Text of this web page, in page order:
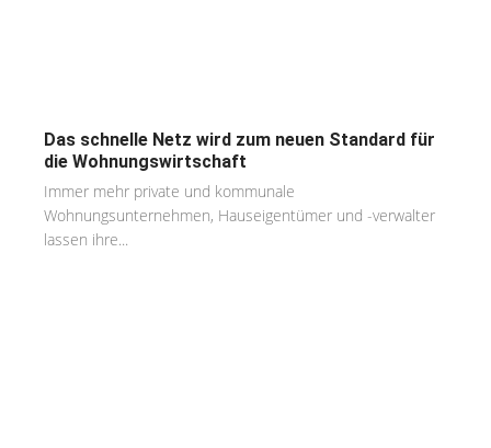
Das schnelle Netz wird zum neuen Standard für
die Wohnungswirtschaft
Immer mehr private und kommunale
Wohnungsunternehmen, Hauseigentümer und -verwalter
lassen ihre...